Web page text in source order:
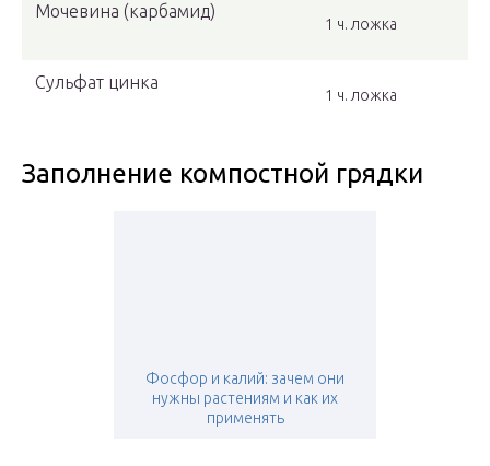
Мочевина (карбамид)
1 ч. ложка
Сульфат цинка
1 ч. ложка
Заполнение компостной грядки
Фосфор и калий: зачем они
нужны растениям и как их
применять